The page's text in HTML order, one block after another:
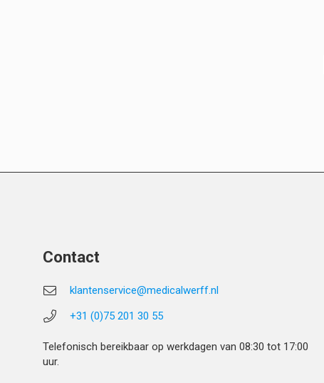
Contact
klantenservice@medicalwerff.nl
+31 (0)75 201 30 55
Telefonisch bereikbaar op werkdagen van 08:30 tot 17:00
uur.